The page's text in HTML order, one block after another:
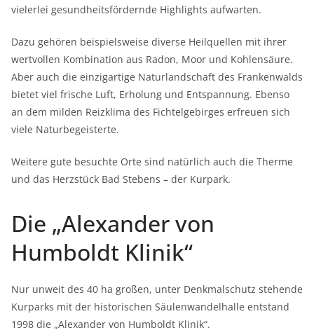
vielerlei gesundheitsfördernde Highlights aufwarten.
Dazu gehören beispielsweise diverse Heilquellen mit ihrer
wertvollen Kombination aus Radon, Moor und Kohlensäure.
Aber auch die einzigartige Naturlandschaft des Frankenwalds
bietet viel frische Luft, Erholung und Entspannung. Ebenso
an dem milden Reizklima des Fichtelgebirges erfreuen sich
viele Naturbegeisterte.
Weitere gute besuchte Orte sind natürlich auch die Therme
und das Herzstück Bad Stebens – der Kurpark.
Die „Alexander von
Humboldt Klinik“
Nur unweit des 40 ha großen, unter Denkmalschutz stehende
Kurparks mit der historischen Säulenwandelhalle entstand
1998 die „Alexander von Humboldt Klinik“.